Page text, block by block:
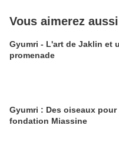
Vous aimerez aussi
Gyumri - L'art de Jaklin et
promenade
Gyumri : Des oiseaux pour écrire, à la
fondation Miassine